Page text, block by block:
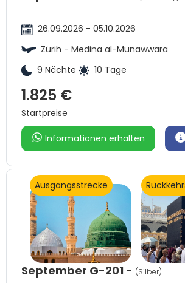
26.09.2026 - 05.10.2026
Zürih - Medina al-Munawwara
9 Nächte
10 Tage
1.825 €
Startpreise
Informationen erhalten
Ausgangsstrecke
September G-201 - (Silber)